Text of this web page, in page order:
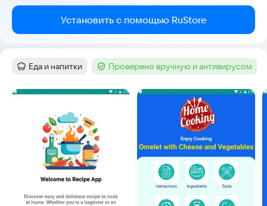
Установить с помощью RuStore
Категория:
Еда и напитки Тег :Проверено вручную и антивирусом
Скриншоты